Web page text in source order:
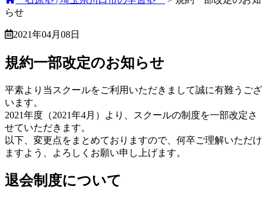
らせ
2021年04月08日
規約一部改定のお知らせ
平素より当スクールをご利用いただきまして誠に有難うござ
います。
2021年度（2021年4月）より、スクールの制度を一部改定さ
せていただきます。
以下、変更点をまとめておりますので、何卒ご理解いただけ
ますよう、よろしくお願い申し上げます。
退会制度について